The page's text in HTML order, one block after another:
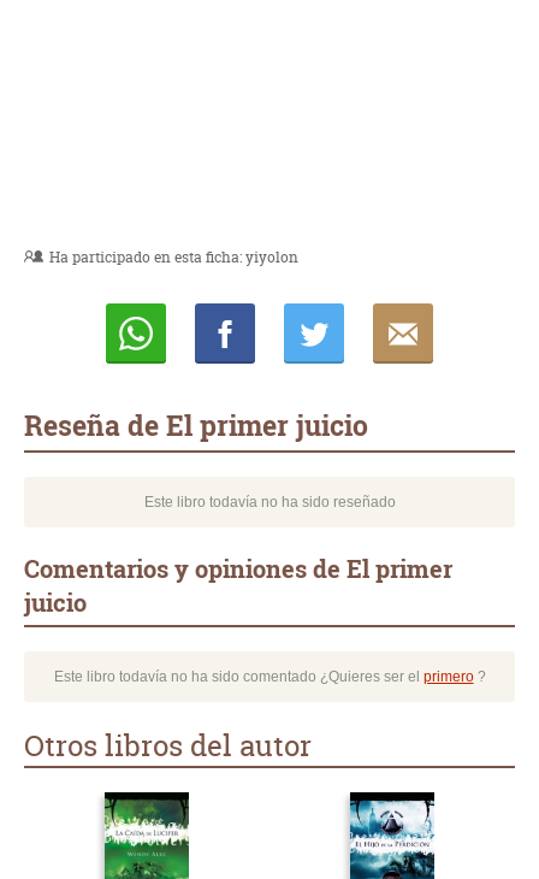
Ha participado en esta ficha:yiyolon
Reseña de El primer juicio
Este libro todavía no ha sido reseñado
Comentarios y opiniones de El primer
juicio
Este libro todavía no ha sido comentado ¿Quieres ser el primero?
Otros libros del autor